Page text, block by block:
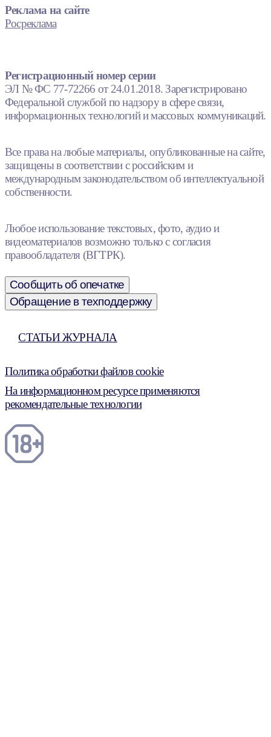
Реклама на сайте
Росреклама
Регистрационный номер серии
ЭЛ № ФС 77-72266 от 24.01.2018. Зарегистрировано
Федеральной службой по надзору в сфере связи,
информационных технологий и массовых коммуникаций.
Все права на любые материалы, опубликованные на сайте,
защищены в соответствии с российским и
международным законодательством об интеллектуальной
собственности.
Любое использование текстовых, фото, аудио и
видеоматериалов возможно только с согласия
правообладателя (ВГТРК).
Сообщить об опечатке
Обращение в техподдержку
СТАТЬИ ЖУРНАЛА
Политика обработки файлов cookie
На информационном ресурсе применяются
рекомендательные технологии